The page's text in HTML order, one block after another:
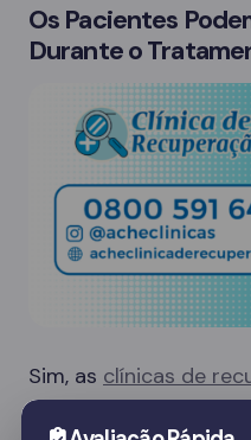
Os Pacientes
Durante o
Sim, as clínicas de
visitas de familiares